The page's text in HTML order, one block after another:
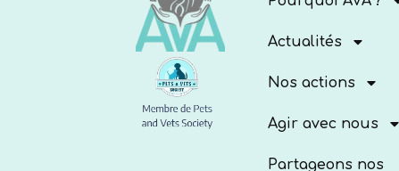
Actualités
Nos actions
Agir avec nous
Partageons nos